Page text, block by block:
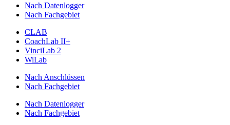
Nach Datenlogger
Nach Fachgebiet
CLAB
CoachLab II+
VinciLab 2
WiLab
Nach Anschlüssen
Nach Fachgebiet
Nach Datenlogger
Nach Fachgebiet